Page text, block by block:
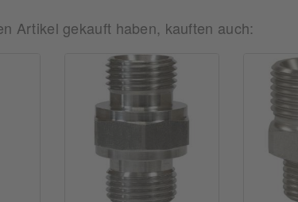
Artikel gekauft haben, kauften auch: